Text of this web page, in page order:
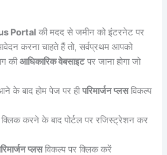
Portal की मदद से जमीन को इंटरनेट पर
करना चाहते हैं तो, सर्वप्रथम आपको
कीआधिकारिक वेबसाइटपर जाना होगा जो
के बाद होम पेज पर हीपरिमार्जन प्लसविकल्प
क्लिक करने के बाद पोर्टल पर रजिस्ट्रेशन कर
प्लसविकल्प पर क्लिक करें